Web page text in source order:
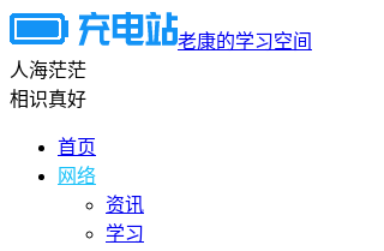
老康的学习空间
人海茫茫
相识真好
首页
网络
资讯
学习